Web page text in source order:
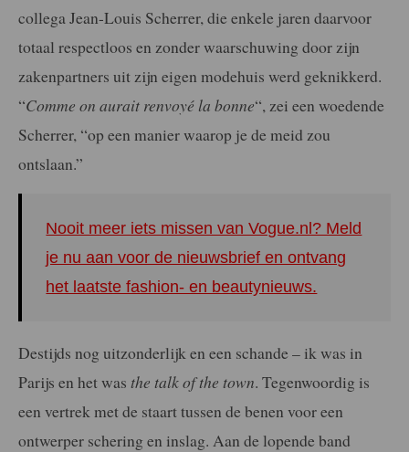
collega Jean-Louis Scherrer, die enkele jaren daarvoor
totaal respectloos en zonder waarschuwing door zijn
zakenpartners uit zijn eigen modehuis werd geknikkerd.
“Comme on aurait renvoyé la bonne“, zei een woedende
Scherrer, “op een manier waarop je de meid zou
ontslaan.”
Nooit meer iets missen van Vogue.nl? Meld
je nu aan voor de nieuwsbrief en ontvang
het laatste fashion- en beautynieuws.
Destijds nog uitzonderlijk en een schande – ik was in
Parijs en het was the talk of the town. Tegenwoordig is
een vertrek met de staart tussen de benen voor een
ontwerper schering en inslag. Aan de lopende band